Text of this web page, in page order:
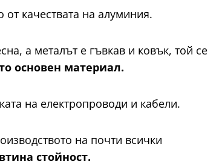
качествата на алуминия.
а металът е гъвкав и ковък, той се
основен материал.
на електропроводи и кабели.
на почти всички
стойност.